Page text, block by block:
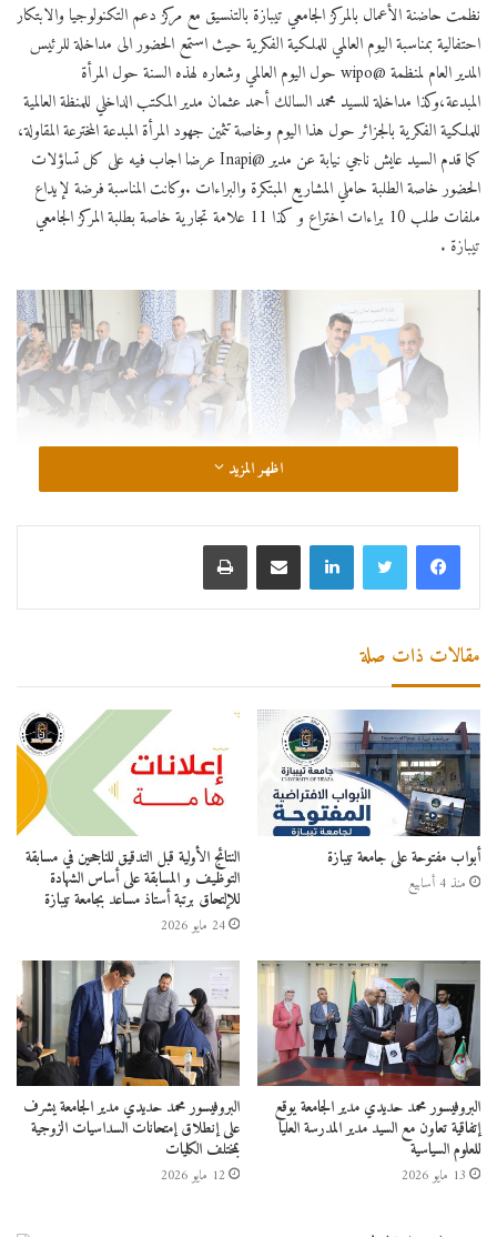
نظمت حاضنة الأعمال بالمركز الجامعي تيبازة بالتنسيق مع مركز دعم التكنولوجيا والابتكار
احتفالية بمناسبة اليوم العالمي للملكية الفكرية حيث استمع الحضور الى مداخلة للرئيس
المدير العام لمنظمة @wipo حول اليوم العالمي وشعاره لهذه السنة حول المرأة
المبدعة،وكذا مداخلة للسيد محمد السالك أحمد عثمان مدير المكتب الداخلي للمنظة العالمية
للملكية الفكرية بالجزائر حول هذا اليوم وخاصة تثمين جهود المرأة المبدعة المخترعة المقاولة،
كما قدم السيد عايش ناجي نيابة عن مدير @Inapi عرضا اجاب فيه على كل تساؤلات
الحضور خاصة الطلبة حاملي المشاريع المبتكرة والبراءات .وكانت المناسبة فرضة لإيداع
ملفات طلب 10 براءات اختراع و كذا 11 علامة تجارية خاصة بطلبة المركز الجامعي
تيبازة .
اظهر المزيد
لينكدإن مشاركة عبر البريد طباعة
مقالات ذات صلة
أبواب مفتوحة على جامعة تيبازة
منذ 4 أسابيع
النتائج الأولية قبل التدقيق للناجحين في مسابقة
التوظيف و المسابقة على أساس الشهادة
للإلتحاق برتبة أستاذ مساعد بجامعة تيبازة
24 مايو 2026
البروفيسور محمد حديدي مدير الجامعة يوقع
إتفاقية تعاون مع السيد مدير المدرسة العليا
للعلوم السياسية
13 مايو 2026
البروفيسور محمد حديدي مدير الجامعة يشرف
على إنطلاق إمتحانات السداسيات الزوجية
بمختلف الكليات
12 مايو 2026